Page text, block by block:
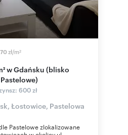
70zł/m2
600 zł
Łostowice, Pastelowa
Pastelowe zlokalizowane